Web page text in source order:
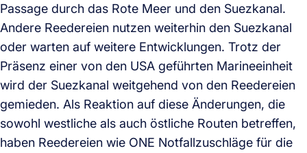
Passage durch das Rote Meer und den Suezkanal.
Andere Reedereien nutzen weiterhin den Suezkanal
oder warten auf weitere Entwicklungen. Trotz der
Präsenz einer von den USA geführten Marineeinheit
wird der Suezkanal weitgehend von den Reedereien
gemieden. Als Reaktion auf diese Änderungen, die
sowohl westliche als auch östliche Routen betreffen,
haben Reedereien wie ONE Notfallzuschläge für die